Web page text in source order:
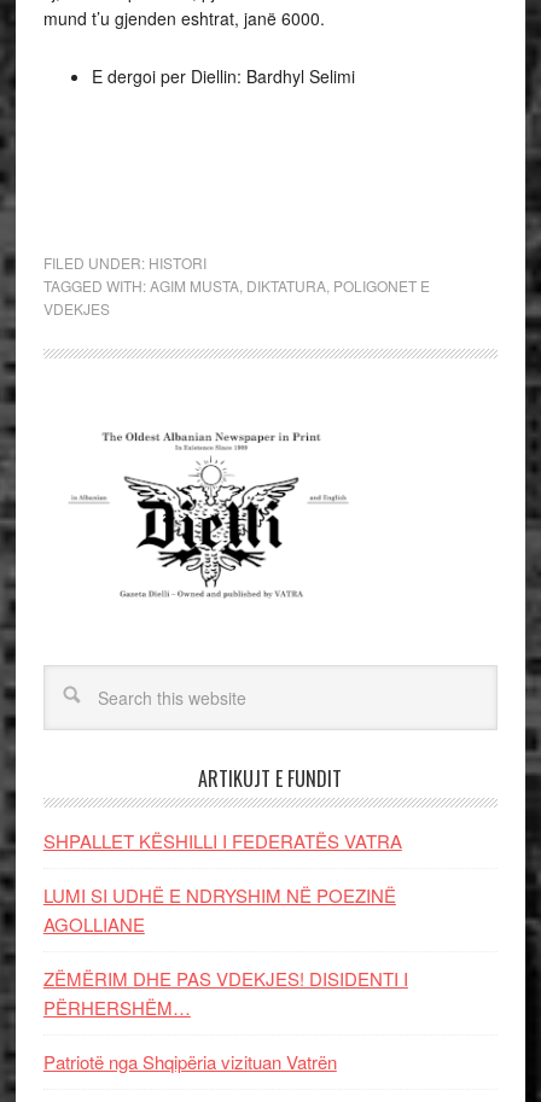
mund t’u gjenden eshtrat, janë 6000.
E dergoi per Diellin: Bardhyl Selimi
FILED UNDER: HISTORI
TAGGED WITH:AGIM MUSTA, DIKTATURA, POLIGONET E
VDEKJES
ARTIKUJT E FUNDIT
SHPALLET KËSHILLI I FEDERATËS VATRA
LUMI SI UDHË E NDRYSHIM NË POEZINË
AGOLLIANE
ZËMËRIM DHE PAS VDEKJES! DISIDENTI I
PËRHERSHËM…
Patriotë nga Shqipëria vizituan Vatrën